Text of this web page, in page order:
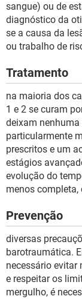
sangue) ou de
diagnóstico da
se a causa da
ou trabalho de
Tratamento
na maioria dos
1 e 2 se curam
deixam nenhuma
particularmente
prescritos e um
estágios
evolução do
menos completa,
Prevenção
diversas
barotraumática.
necessário evitar
e respeitar os
mergulho, é